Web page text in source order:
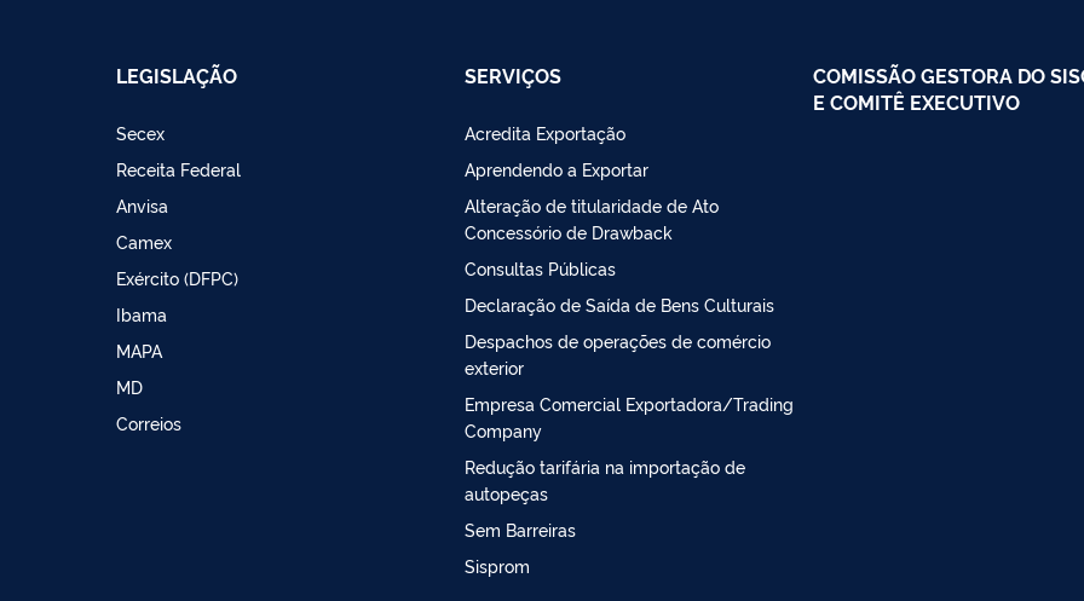
LEGISLAÇÃO
Secex
Receita Federal
Anvisa
Camex
Exército (DFPC)
Ibama
MAPA
MD
Correios
SERVIÇOS
Acredita Exportação
Aprendendo a Exportar
Alteração de titularidade de Ato
Concessório de Drawback
Consultas Públicas
Declaração de Saída de Bens Culturais
Despachos de operações de comércio
exterior
Empresa Comercial Exportadora/Trading
Company
Redução tarifária na importação de
autopeças
Sem Barreiras
Sisprom
COMISSÃO GESTORA DO
E COMITÊ EXECUTIVO